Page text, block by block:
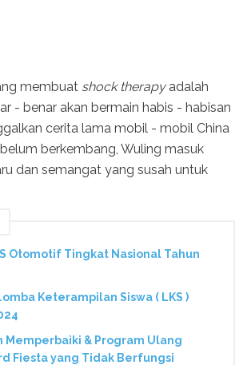
membuat shock therapyadalah
- benar akan bermain habis - habisan
cerita lama mobil - mobil China
berkembang, Wuling masuk
dan semangat yang susah untuk
Otomotif Tingkat Nasional Tahun
Keterampilan Siswa ( LKS )
Memperbaiki & Program Ulang
Fiesta yang Tidak Berfungsi